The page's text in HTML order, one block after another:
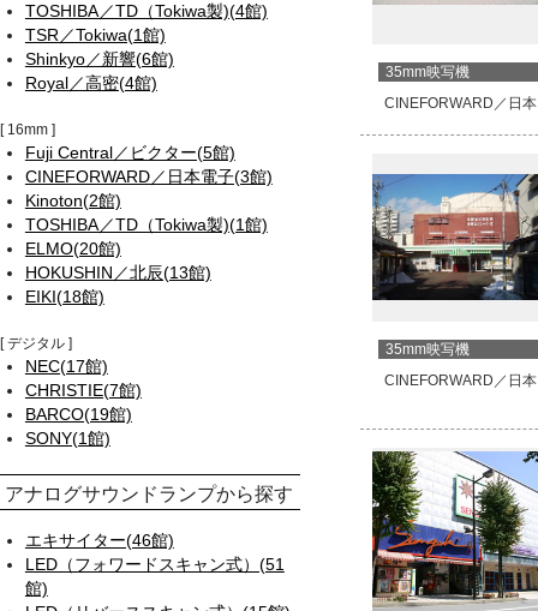
35mm映写機
CINEFORWARD／日
35mm映写機
CINEFORWARD／日
TOSHIBA／TD（Tokiwa製)(4館)
TSR／Tokiwa(1館)
Shinkyo／新響(6館)
Royal／高密(4館)
16mm
Fuji Central／ビクター(5館)
CINEFORWARD／日本電子(3館)
Kinoton(2館)
TOSHIBA／TD（Tokiwa製)(1館)
ELMO(20館)
HOKUSHIN／北辰(13館)
EIKI(18館)
デジタル
NEC(17館)
CHRISTIE(7館)
BARCO(19館)
SONY(1館)
アナログサウンドランプから探す
エキサイター(46館)
LED（フォワードスキャン式）(51
館)